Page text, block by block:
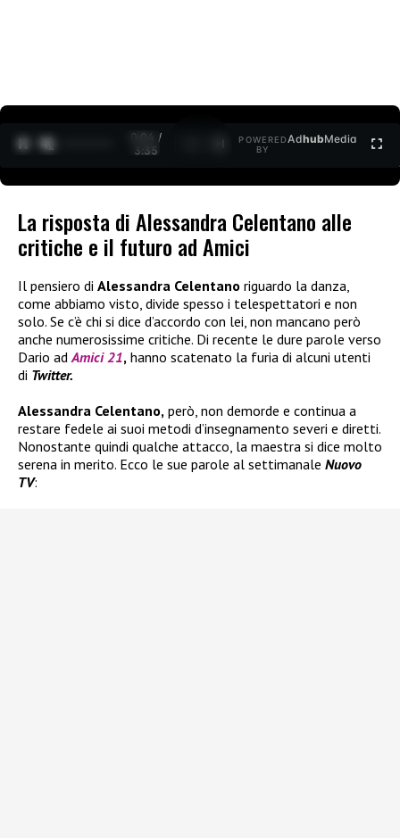
0:04 /
3:35
POWERED
BY
AdhubMedia
La risposta di Alessandra Celentano alle
critiche e il futuro ad Amici
Il pensiero di Alessandra Celentano riguardo la danza,
come abbiamo visto, divide spesso i telespettatori e non
solo. Se c’è chi si dice d’accordo con lei, non mancano però
anche numerosissime critiche. Di recente le dure parole verso
Dario adAmici 21, hanno scatenato la furia di alcuni utenti
di Twitter.
Alessandra Celentano, però, non demorde e continua a
restare fedele ai suoi metodi d’insegnamento severi e diretti.
Nonostante quindi qualche attacco, la maestra si dice molto
serena in merito. Ecco le sue parole al settimanale Nuovo
TV: